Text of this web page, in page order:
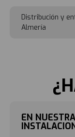
Distribución y
Almería
EN